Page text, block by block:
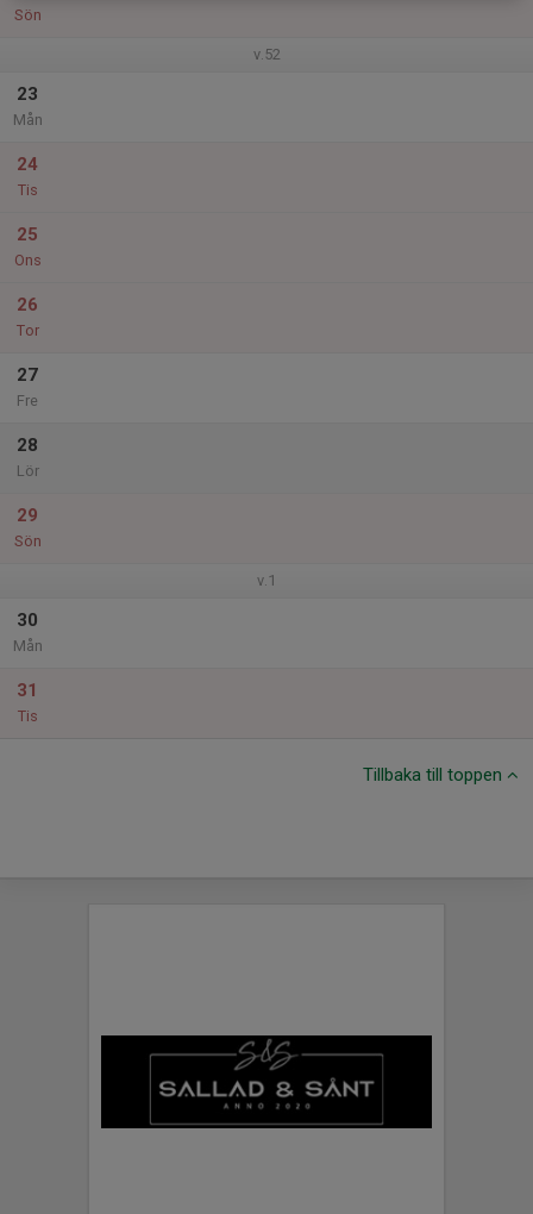
Sön
v.52
23
Mån
24
Tis
25
Ons
26
Tor
27
Fre
28
Lör
29
Sön
v.1
30
Mån
31
Tis
Tillbaka till toppen